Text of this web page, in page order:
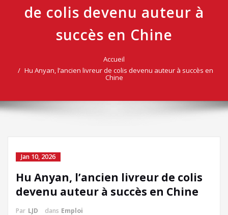
de colis devenu auteur à
succès en Chine
Accueil
Hu Anyan, l’ancien livreur de colis devenu auteur à succès en
Chine
Jan 10, 2026
Hu Anyan, l’ancien livreur de colis
devenu auteur à succès en Chine
Par LJD dans Emploi